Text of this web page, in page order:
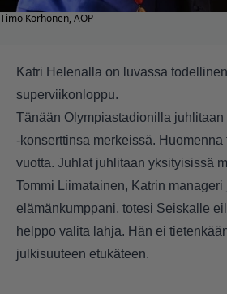
Timo Korhonen, AOP
Katri Helenalla on luvassa
superviikonloppu.
Tänään Olympiastadionilla
-konserttinsa merkeissä. Huomenna
vuotta. Juhlat juhlitaan yksityisissä
Tommi Liimatainen, Katrin manageri
elämänkumppani, totesi Seiskalle
helppo valita lahja. Hän ei
julkisuuteen etukäteen.